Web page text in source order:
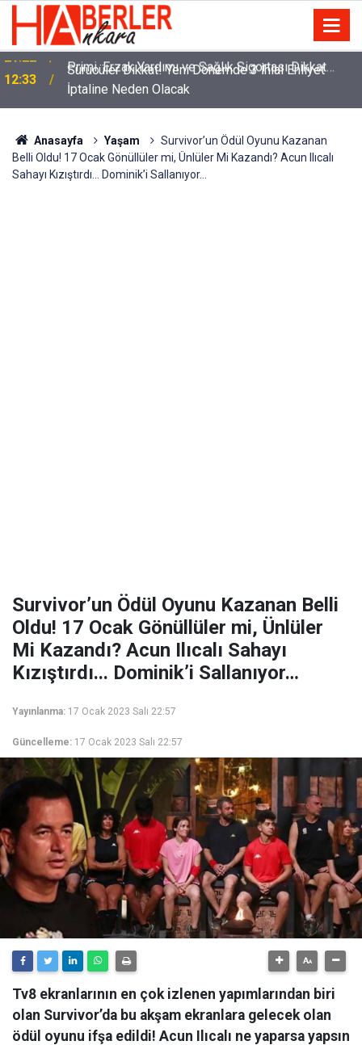
12:33
Sürücüler Dikkat! Yeni Dönemde 3 İhlal Ehliyet
İptaline Neden Olacak
Anasayfa Yaşam
Survivor’un Ödül Oyunu Kazanan
Belli Oldu! 17 Ocak Gönüllüler mi, Ünlüler Mi Kazandı? Acun Ilıcalı
Sahayı Kızıştırdı... Dominik’i Sallanıyor…
Survivor’un Ödül Oyunu Kazanan Belli
Oldu! 17 Ocak Gönüllüler mi, Ünlüler
Mi Kazandı? Acun Ilıcalı Sahayı
Kızıştırdı... Dominik’i Sallanıyor…
Yayınlanma: 17 Ocak 2023 Salı 22:57
Güncelleme: 17 Ocak 2023 Salı 22:57
Tv8 ekranlarının en çok izlenen yapımlarından biri
olan Survivor’da bu akşam ekranlara gelecek olan
ödül oyunu ifşa edildi! Acun Ilıcalı ne yaparsa yapsın